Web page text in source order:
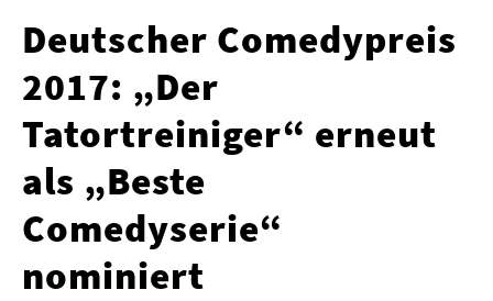
Deutscher Comedypreis
2017: „Der
Tatortreiniger“ erneut
als „Beste
Comedyserie“
nominiert